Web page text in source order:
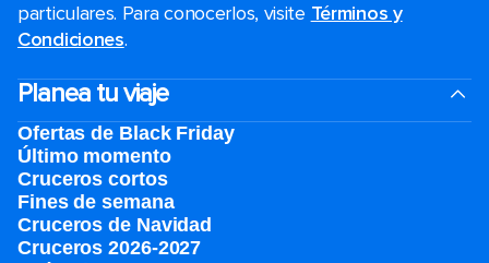
particulares. Para conocerlos, visite Términos y
Condiciones.
Planea tu viaje
Ofertas de Black Friday
Último momento
Cruceros cortos
Fines de semana
Cruceros de Navidad
Cruceros 2026-2027